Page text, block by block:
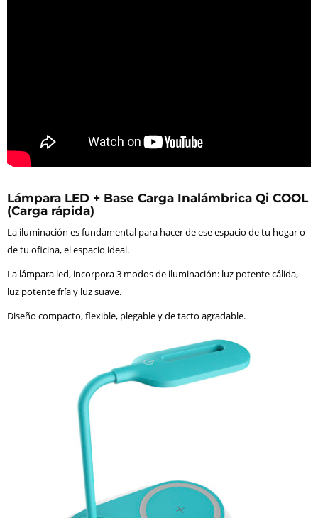
Lámpara LED + Base Carga Inalámbrica Qi COOL
(Carga rápida)
La iluminación es fundamental para hacer de ese espacio de tu hogar o
de tu oficina, el espacio ideal.
La lámpara led, incorpora 3 modos de iluminación: luz potente cálida,
luz potente fría y luz suave.
Diseño compacto, flexible, plegable y de tacto agradable.